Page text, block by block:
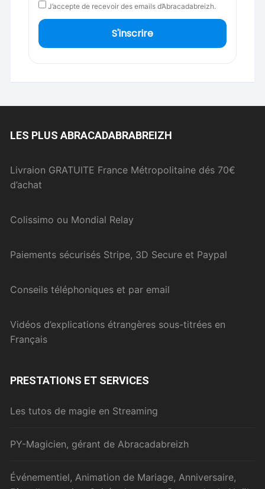
J’accepte de recevoir des emails d’Abracadabreizh.
S'inscrire
LES PLUS ABRACADABRABREIZH
Livraion GRATUITE France Métropolitaine dés 70€
d’achat
Colissimo ou Mondial Relay
Paiements sécurisés Stripe, 3D Secure et Paypal
Conseils téléphoniques et par email
Vidéos d’explications étrangères sous-titrées en
Français
PRESTATIONS ET SERVICES
Les tutos de magie en Streaming
PY-Magicien, gérant de Abracadabreizh
Événementiel, Animation de Mariage, Anniversaire,